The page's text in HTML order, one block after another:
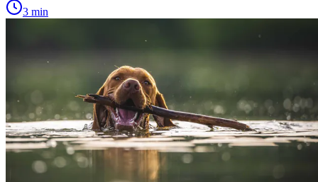
3 min